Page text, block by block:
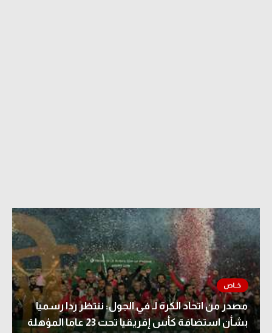
مصدر من اتحاد الكرة لـ في الجول: ننتظر ردا رسميا
بشأن استضافة كأس إفريقيا تحت 23 عاما المؤهلة